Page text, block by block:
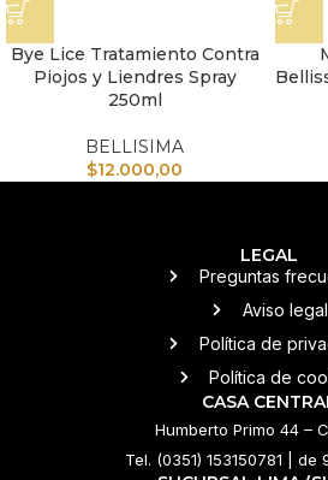
Bye Lice Tratamiento Contra
Piojos y Liendres Spray
250ml
BELLISIMA
$12.000,00
LEGAL
Preguntas
Aviso legal
Política de
Política de
CASA
Humberto Primo 44 –
Tel. (0351) 153150781 | de